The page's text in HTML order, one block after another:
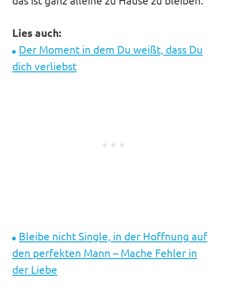
Lies auch:
Der Moment in dem Du weißt, dass Du
dich verliebst
Bleibe nicht Single, in der Hoffnung auf
den perfekten Mann – Mache Fehler in
der Liebe